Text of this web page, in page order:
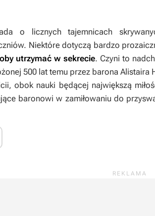
o licznych tajemnicach
Niektóre dotyczą bardzo
utrzymać w sekrecie. Czyni to
500 lat temu przez barona
obok nauki będącej największą
baronowi w zamiłowaniu do